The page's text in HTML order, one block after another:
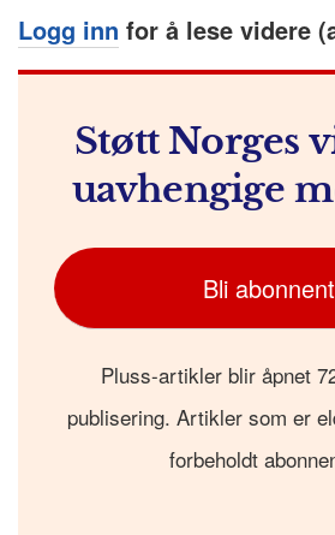
o
k
e
r
p
at
Logg inn for å lese videre
Støtt Norges
uavhengige
Bli abonnent
Pluss-artikler blir åpnet
publisering. Artikler som er
forbeholdt